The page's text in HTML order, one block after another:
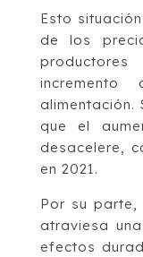
Esto
de los
alimentación.
que el
desacelere,
en 2021.
Por su
atraviesa
efectos